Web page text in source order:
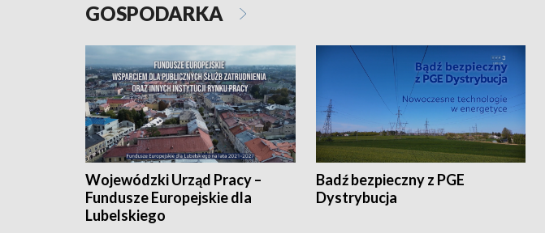
GOSPODARKA
Wojewódzki Urząd Pracy –
Fundusze Europejskie dla
Lubelskiego
Badź bezpieczny z PGE
Dystrybucja